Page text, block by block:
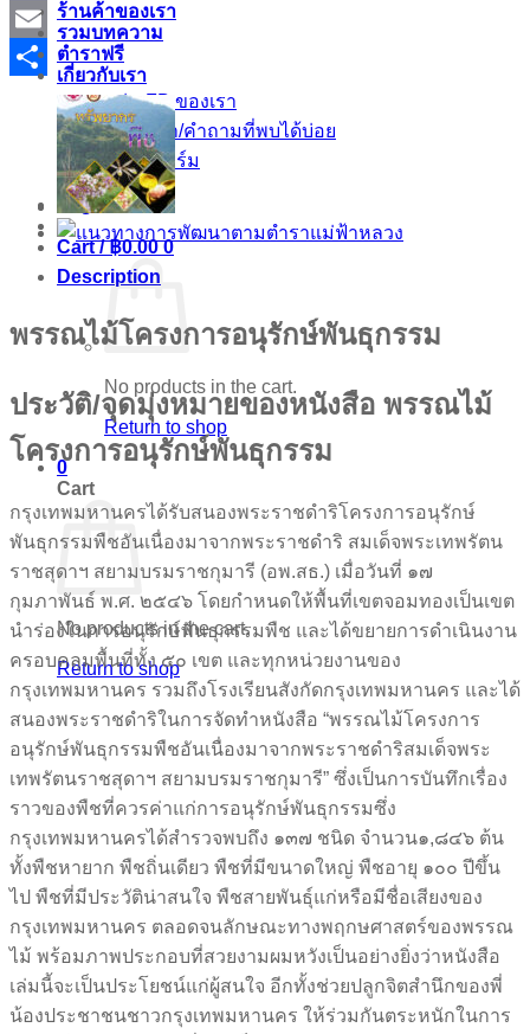
ร้านค้าของเรา
รวมบทความ
ตำราฟรี
เกี่ยวกับเรา
กลุ่ม FB ของเรา
ติดต่อเรา/คำถามที่พบได้บ่อย
แผนที่ฟาร์ม
Login
Cart /฿0.00 0
No products in the cart.
Return to shop
0
Cart
No products in the cart.
Return to shop
Mastodon
Email
Description
พรรณไม้โครงการอนุรักษ์พันธุกรรม
ประวัติ/จุดมุ่งหมายของหนังสือ พรรณไม้
โครงการอนุรักษ์พันธุกรรม
กรุงเทพมหานครได้รับสนองพระราชดำริโครงการอนุรักษ์
พันธุกรรมพืชอันเนื่องมาจากพระราชดำริ สมเด็จพระเทพรัตน
ราชสุดาฯ สยามบรมราชกุมารี (อพ.สธ.) เมื่อวันที่ ๑๗
กุมภาพันธ์ พ.ศ. ๒๕๔๖ โดยกำหนดให้พื้นที่เขตจอมทองเป็นเขต
นำร่องในการอนุรักษ์พันธุกรรมพืช และได้ขยายการดำเนินงาน
ครอบคลุมพื้นที่ทั้ง ๕๐ เขต และทุกหน่วยงานของ
กรุงเทพมหานคร รวมถึงโรงเรียนสังกัดกรุงเทพมหานคร และได้
สนองพระราชดำริในการจัดทำหนังสือ “พรรณไม้โครงการ
อนุรักษ์พันธุกรรมพืชอันเนื่องมาจากพระราชดำริสมเด็จพระ
เทพรัตนราชสุดาฯ สยามบรมราชกุมารี” ซึ่งเป็นการบันทึกเรื่อง
ราวของพืชที่ควรค่าแก่การอนุรักษ์พันธุกรรมซึ่ง
กรุงเทพมหานครได้สำรวจพบถึง ๑๓๗ ชนิด จำนวน๑,๘๔๖ ต้น
ทั้งพืชหายาก พืชถิ่นเดียว พืชที่มีขนาดใหญ่ พืชอายุ ๑๐๐ ปีขึ้น
ไป พืชที่มีประวัติน่าสนใจ พืชสายพันธุ์แก่หรือมีชื่อเสียงของ
กรุงเทพมหานคร ตลอดจนลักษณะทางพฤกษศาสตร์ของพรรณ
ไม้ พร้อมภาพประกอบที่สวยงามผมหวังเป็นอย่างยิ่งว่าหนังสือ
เล่มนี้จะเป็นประโยชน์แก่ผู้สนใจ อีกทั้งช่วยปลูกจิตสำนึกของพี่
น้องประชาชนชาวกรุงเทพมหานคร ให้ร่วมกันตระหนักในการ